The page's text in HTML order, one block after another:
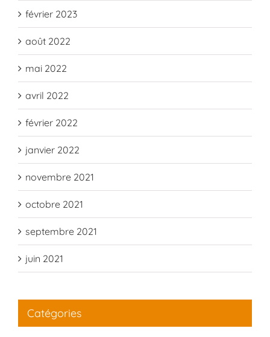
février 2023
août 2022
mai 2022
avril 2022
février 2022
janvier 2022
novembre 2021
octobre 2021
septembre 2021
juin 2021
Catégories